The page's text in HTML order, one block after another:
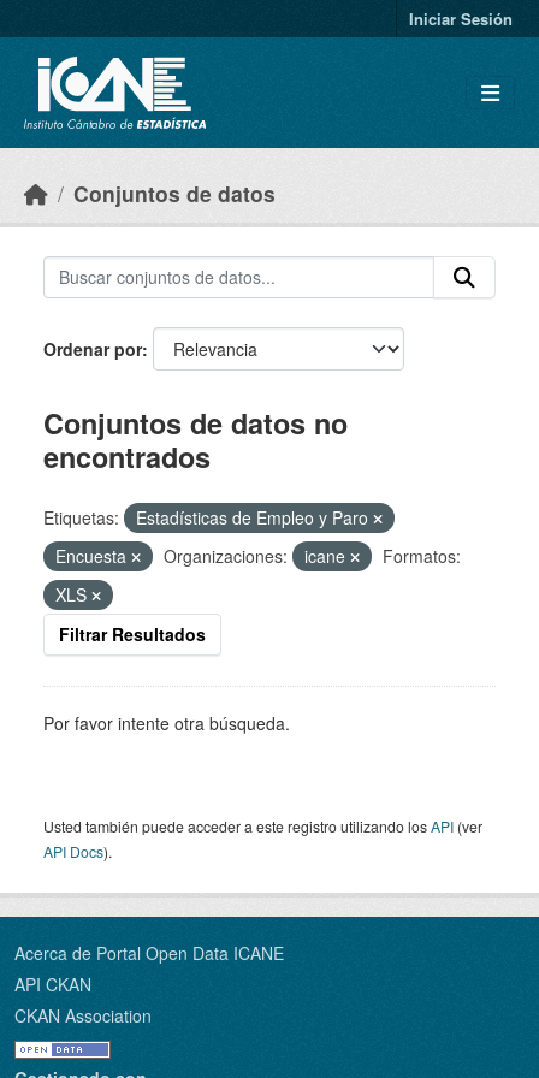
Iniciar Sesión
Conjuntos de datos
Ordenar por
Conjuntos de datos no
encontrados
Etiquetas:
Estadísticas de Empleo y Paro
Encuesta
Organizaciones: icane
Formatos:
XLS
Filtrar Resultados
Por favor intente otra búsqueda.
Usted también puede acceder a este registro utilizando losAPI (ver
API Docs).
Acerca de Portal Open Data ICANE
API CKAN
CKAN Association